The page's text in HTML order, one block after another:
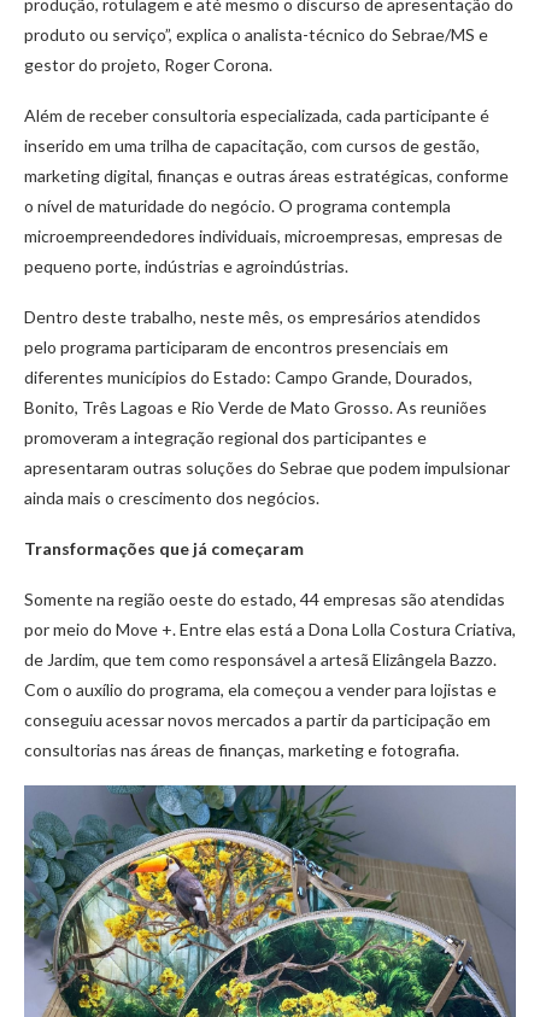
produção, rotulagem e até mesmo o discurso de apresentação do
produto ou serviço”, explica o analista-técnico do Sebrae/MS e
gestor do projeto, Roger Corona.
Além de receber consultoria especializada, cada participante é
inserido em uma trilha de capacitação, com cursos de gestão,
marketing digital, finanças e outras áreas estratégicas, conforme
o nível de maturidade do negócio. O programa contempla
microempreendedores individuais, microempresas, empresas de
pequeno porte, indústrias e agroindústrias.
Dentro deste trabalho, neste mês, os empresários atendidos
pelo programa participaram de encontros presenciais em
diferentes municípios do Estado: Campo Grande, Dourados,
Bonito, Três Lagoas e Rio Verde de Mato Grosso. As reuniões
promoveram a integração regional dos participantes e
apresentaram outras soluções do Sebrae que podem impulsionar
ainda mais o crescimento dos negócios.
Transformações que já começaram
Somente na região oeste do estado, 44 empresas são atendidas
por meio do Move +. Entre elas está a Dona Lolla Costura Criativa,
de Jardim, que tem como responsável a artesã Elizângela Bazzo.
Com o auxílio do programa, ela começou a vender para lojistas e
conseguiu acessar novos mercados a partir da participação em
consultorias nas áreas de finanças, marketing e fotografia.